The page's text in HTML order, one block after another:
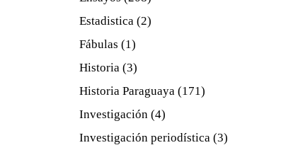
Estadistica (2)
Fábulas (1)
Historia (3)
Historia Paraguaya (171)
Investigación (4)
Investigación periodística (3)